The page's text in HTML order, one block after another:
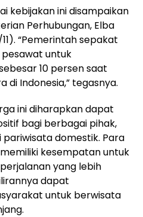
kebijakan ini disampaikan
Perhubungan, Elba
“Pemerintah sepakat
untuk
10 persen saat
di Indonesia,” tegasnya.
ini diharapkan dapat
bagi berbagai pihak,
domestik. Para
kesempatan untuk
yang lebih
dapat
untuk berwisata